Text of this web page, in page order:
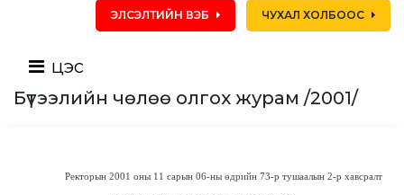
ЭЛСЭЛТИЙН ВЭБ ЧУХАЛ ХОЛБООС
цэс
Бүтээлийн чөлөө олгох журам /2001/
Ректорын 2001 оны 11 сарын 06-ны өдрийн 73-р тушаалын 2-р хавсралт